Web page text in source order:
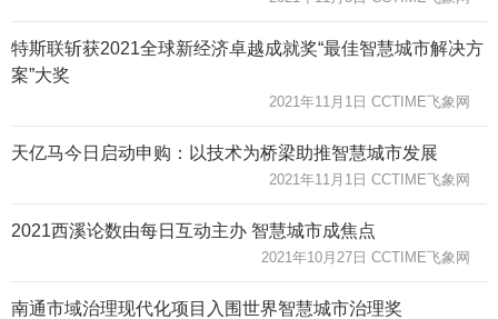
特斯联斩获2021全球新经济卓越成就奖“最佳智慧城市解决方
案”大奖
2021年11月1日 CCTIME飞象网
天亿马今日启动申购：以技术为桥梁助推智慧城市发展
2021年11月1日 CCTIME飞象网
2021西溪论数由每日互动主办 智慧城市成焦点
2021年10月27日 CCTIME飞象网
南通市域治理现代化项目入围世界智慧城市治理奖